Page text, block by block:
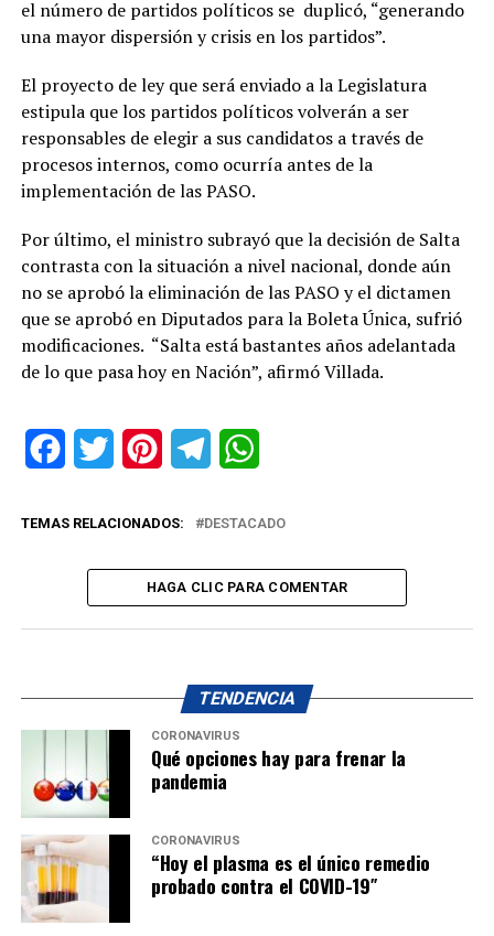
el número de partidos políticos se duplicó, “generando
una mayor dispersión y crisis en los partidos”.
El proyecto de ley que será enviado a la Legislatura
estipula que los partidos políticos volverán a ser
responsables de elegir a sus candidatos a través de
procesos internos, como ocurría antes de la
implementación de las PASO.
Por último, el ministro subrayó que la decisión de Salta
contrasta con la situación a nivel nacional, donde aún
no se aprobó la eliminación de las PASO y el dictamen
que se aprobó en Diputados para la Boleta Única, sufrió
modificaciones. “Salta está bastantes años adelantada
de lo que pasa hoy en Nación”, afirmó Villada.
FacebookTwitter PinterestTelegram
TEMAS RELACIONADOS: DESTACADO
HAGA CLIC PARA COMENTAR
TENDENCIA
CORONAVIRUS
Qué opciones hay para frenar la
pandemia
CORONAVIRUS
“Hoy el plasma es el único remedio
probado contra el COVID-19″